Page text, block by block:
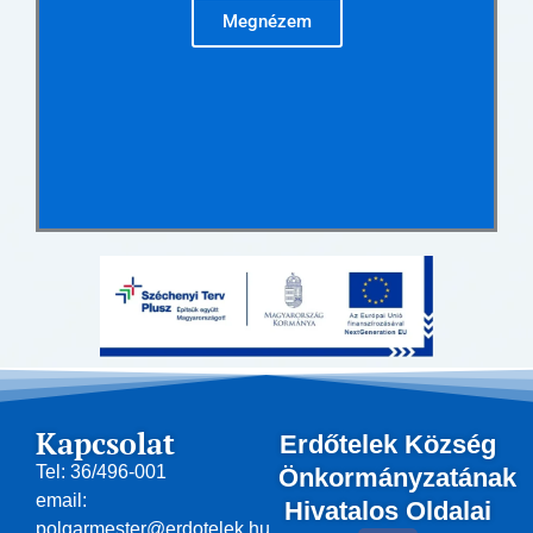
Megnézem
Kapcsolat
Tel: 36/496-001
email:
polgarmester@erdotelek.hu
Erdőtelek Község
Önkormányzatának
Hivatalos Oldalai